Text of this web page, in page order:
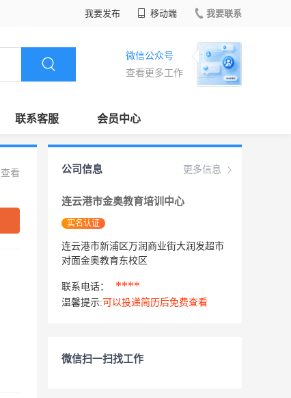
我要发布 移动端 我要联系
微信公众号
查看更多工作
联系客服 会员中心
看 更多信息
公司信息
连云港市金奥教育培训中心
实名认证
连云港市新浦区万润商业街大润发超市
对面金奥教育东校区
联系电话： ****
温馨提示: 可以投递简历后免费查看
微信扫一扫找工作